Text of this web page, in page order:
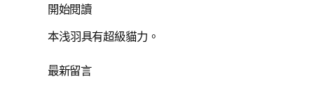
開始閱讀
本浅羽具有超級貓力。
最新留言